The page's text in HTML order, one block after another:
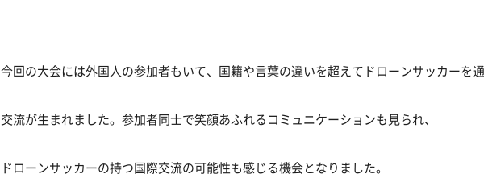
今回の大会には外国人の参加者もいて、国籍や言葉の違いを超えてドローンサッカーを
交流が生まれました。参加者同士で笑顔あふれるコミュニケーションも見られ、
ドローンサッカーの持つ国際交流の可能性も感じる機会となりました。